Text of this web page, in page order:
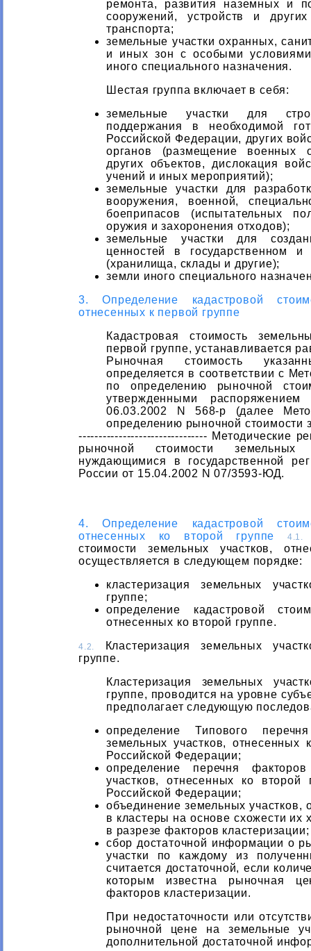
ремонта, развития наземных и
сооружений, устройств и
транспорта;
земельные участки охранных,
и иных зон с особыми
иного специального назначения.
Шестая группа включает в себя:
земельные участки для
поддержания в необходимой
Российской Федерации, других
органов (размещение военных
других объектов, дислокация
учений и иных мероприятий);
земельные участки для
вооружения, военной,
боеприпасов (испытательных
оружия и захоронения отходов);
земельные участки для
ценностей в государственном и
(хранилища, склады и другие);
земли иного специального
3. Определение кадастровой
отнесенных к первой группе
Кадастровая стоимость
первой группе, устанавливается
Рыночная стоимость
определяется в соответствии с
по определению рыночной
утвержденными
06.03.2002 N 568-р (далее
определению рыночной стоимости
-------------------------------- Методические
рыночной стоимости
нуждающимися в государственной
России от 15.04.2002 N 07/3593-ЮД.
4. Определение кадастровой
отнесенных ко второй группе
4.1.
стоимости земельных участков,
осуществляется в следующем порядке:
кластеризация земельных
группе;
определение кадастровой
отнесенных ко второй группе.
4.2.
Кластеризация земельных
группе.
Кластеризация земельных
группе, проводится на уровне
предполагает следующую
определение Типового
земельных участков, отнесенных
Российской Федерации;
определение перечня
участков, отнесенных ко второй
Российской Федерации;
объединение земельных участков,
в кластеры на основе схожести их
в разрезе факторов кластеризации;
сбор достаточной информации о
участки по каждому из
считается достаточной, если
которым известна рыночная
факторов кластеризации.
При недостаточности или
рыночной цене на земельные
дополнительной достаточной